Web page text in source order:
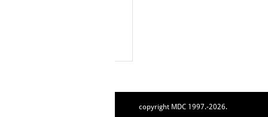
copyright MDC 1997.-2026.